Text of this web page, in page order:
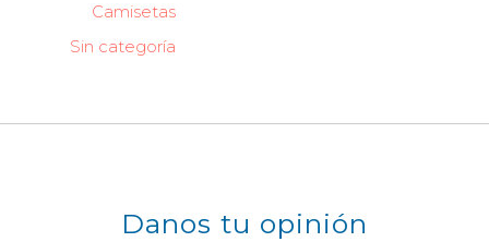
Camisetas
Sin categoría
Danos tu opinión